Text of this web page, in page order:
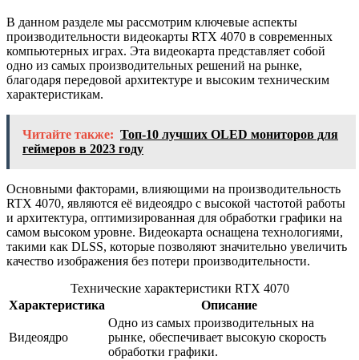
В данном разделе мы рассмотрим ключевые аспекты
производительности видеокарты RTX 4070 в современных
компьютерных играх. Эта видеокарта представляет собой
одно из самых производительных решений на рынке,
благодаря передовой архитектуре и высоким техническим
характеристикам.
Читайте также: Топ-10 лучших OLED мониторов для
геймеров в 2023 году
Основными факторами, влияющими на производительность
RTX 4070, являются её видеоядро с высокой частотой работы
и архитектура, оптимизированная для обработки графики на
самом высоком уровне. Видеокарта оснащена технологиями,
такими как DLSS, которые позволяют значительно увеличить
качество изображения без потери производительности.
Технические характеристики RTX 4070
Характеристика
Описание
Видеоядро
Одно из самых производительных на
рынке, обеспечивает высокую скорость
обработки графики.